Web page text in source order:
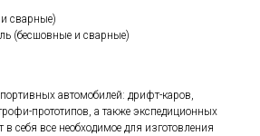
сварные)
(бесшовные и сварные)
автомобилей: дрифт-каров,
прототипов, а также экспедиционных
себя все необходимое для изготовления